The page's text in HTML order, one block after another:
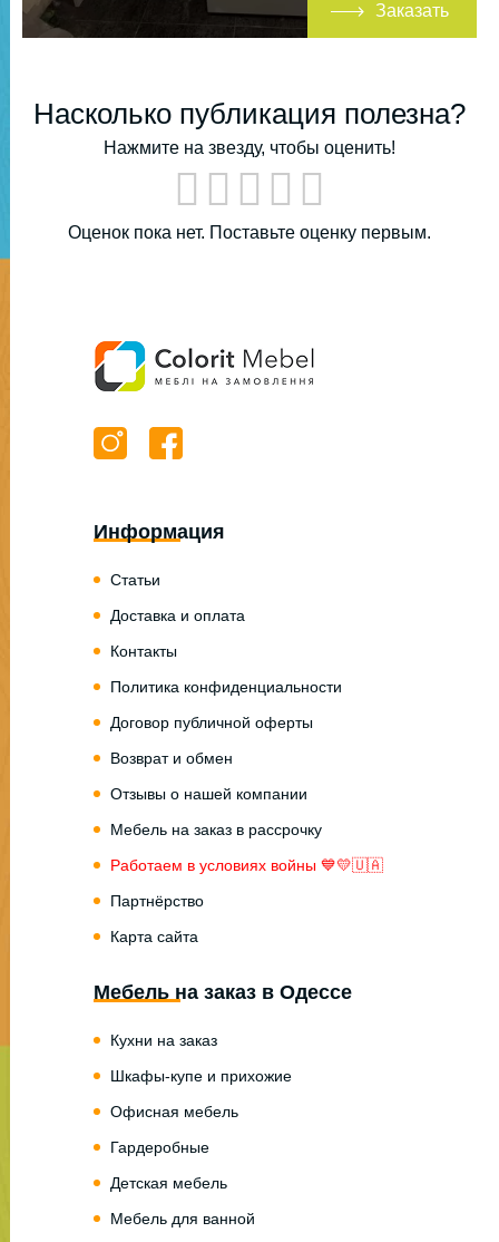
Заказать
Насколько публикация полезна?
Нажмите на звезду, чтобы оценить!
Оценок пока нет. Поставьте оценку первым.
Информация
Статьи
Доставка и оплата
Контакты
Политика конфиденциальности
Договор публичной оферты
Возврат и обмен
Отзывы о нашей компании
Мебель на заказ в рассрочку
Работаем в условиях войны 💙💛🇺🇦
Партнёрство
Карта сайта
Мебель на заказ в Одессе
Кухни на заказ
Шкафы-купе и прихожие
Офисная мебель
Гардеробные
Детская мебель
Мебель для ванной